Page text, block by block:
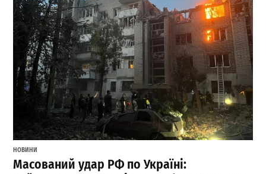
НОВИНИ
Масований удар РФ по Україні: